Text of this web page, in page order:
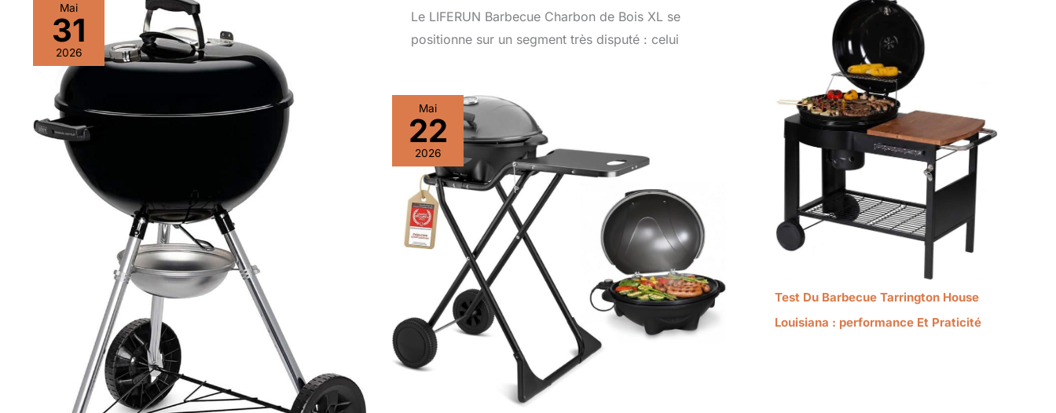
Le LIFERUN Barbecue Charbon de Bois XL se
positionne sur un segment très disputé : celui
Mai
31
2026
Mai
22
2026
Test Du Barbecue Tarrington House
Louisiana : performance Et Praticité